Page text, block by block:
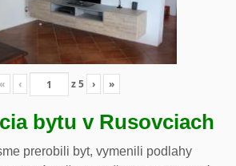
« ‹ z5 › »
bytu v Rusovciach
prerobili byt, vymenili podlahy